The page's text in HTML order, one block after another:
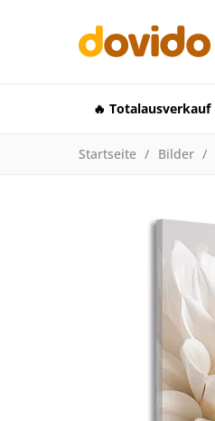
🔥 Totalausverkauf
Startseite Bilder